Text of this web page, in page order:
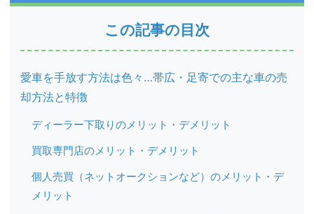
この記事の目次
愛車を手放す方法は色々…帯広・足寄での主な車の売
却方法と特徴
ディーラー下取りのメリット・デメリット
買取専門店のメリット・デメリット
個人売買（ネットオークションなど）のメリット・デ
メリット